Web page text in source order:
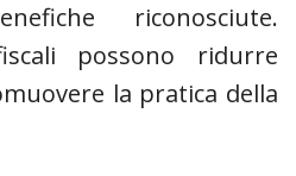
riconosciute.
possono ridurre
la pratica della